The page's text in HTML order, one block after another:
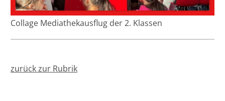
Collage Mediathekausflug der 2. Klassen
zurück zur Rubrik